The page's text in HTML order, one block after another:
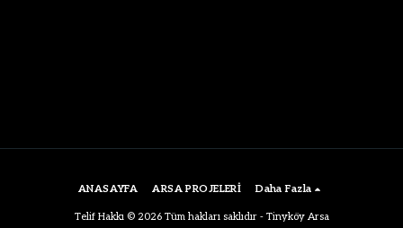
ANASAYFA ARSA PROJELERİ Daha Fazla
Telif Hakkı © 2026 Tüm hakları saklıdır - Tinyköy Arsa